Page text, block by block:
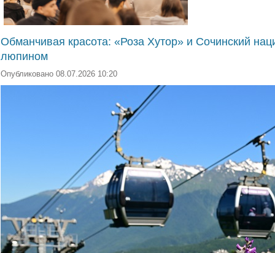
Обманчивая красота: «Роза Хутор» и Сочинский
люпином
Опубликовано 08.07.2026 10:20